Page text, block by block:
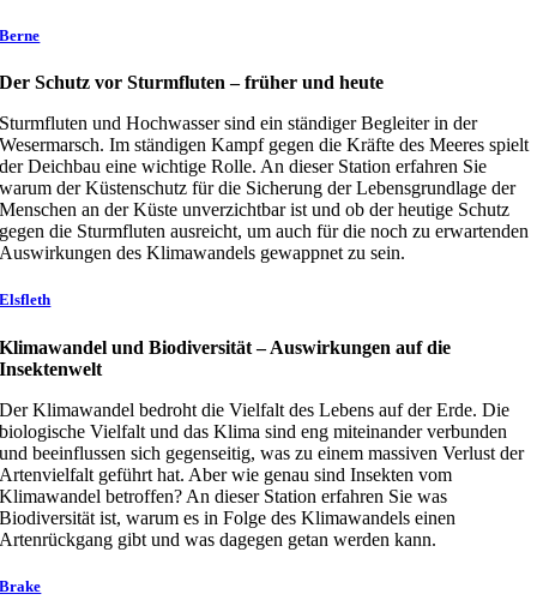
Berne
Der Schutz vor Sturmfluten – früher und heute
Sturmfluten und Hochwasser sind ein ständiger Begleiter in der
Wesermarsch. Im ständigen Kampf gegen die Kräfte des Meeres spielt
der Deichbau eine wichtige Rolle. An dieser Station erfahren Sie
warum der Küstenschutz für die Sicherung der Lebensgrundlage der
Menschen an der Küste unverzichtbar ist und ob der heutige Schutz
gegen die Sturmfluten ausreicht, um auch für die noch zu erwartenden
Auswirkungen des Klimawandels gewappnet zu sein.
Elsfleth
Klimawandel und Biodiversität – Auswirkungen auf die
Insektenwelt
Der Klimawandel bedroht die Vielfalt des Lebens auf der Erde. Die
biologische Vielfalt und das Klima sind eng miteinander verbunden
und beeinflussen sich gegenseitig, was zu einem massiven Verlust der
Artenvielfalt geführt hat. Aber wie genau sind Insekten vom
Klimawandel betroffen? An dieser Station erfahren Sie was
Biodiversität ist, warum es in Folge des Klimawandels einen
Artenrückgang gibt und was dagegen getan werden kann.
Brake